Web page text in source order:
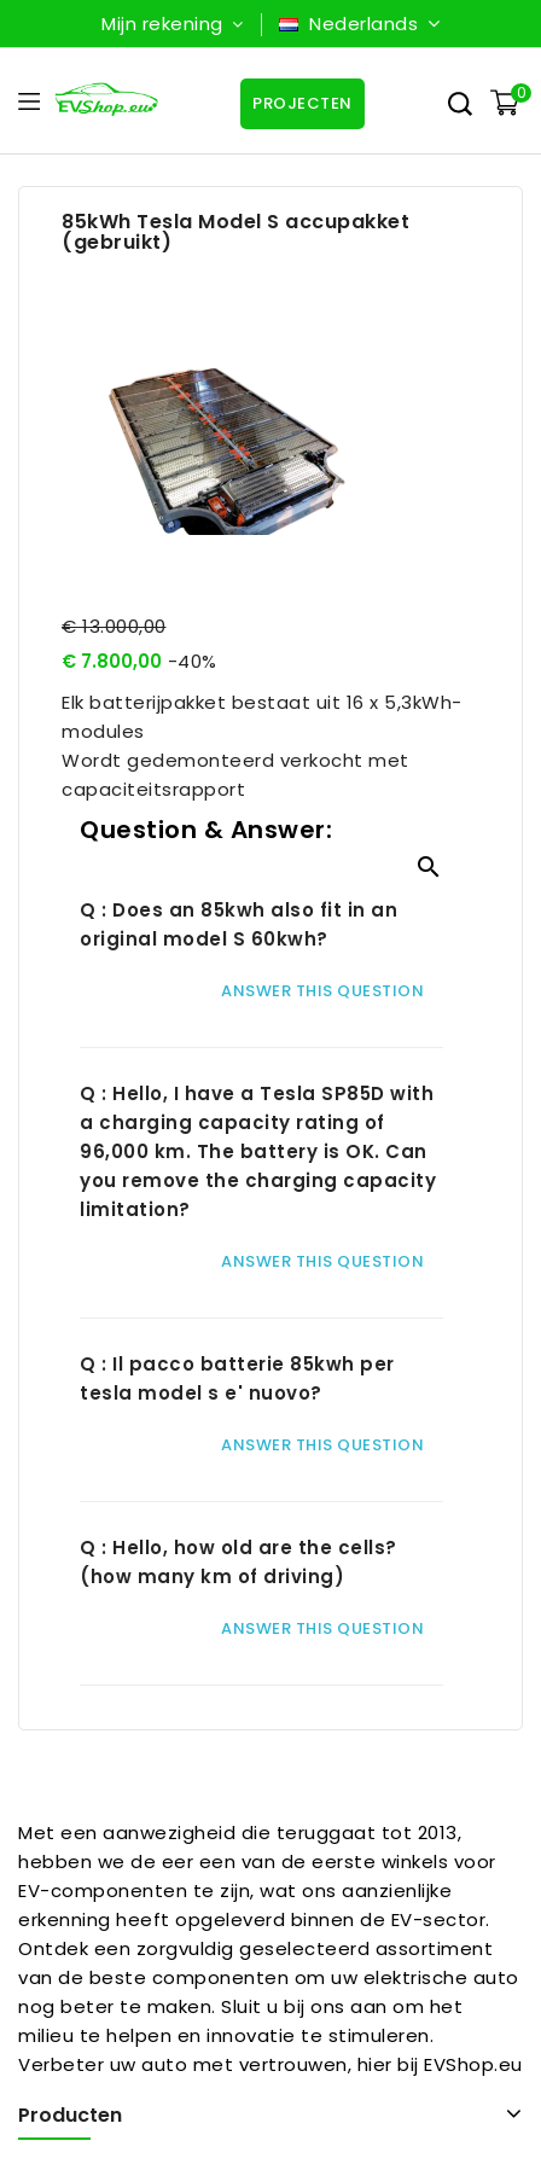
Mijn rekening Nederlands
0
PROJECTEN
85kWh Tesla Model S accupakket
(gebruikt)
€ 13.000,00
€ 7.800,00 -40%
Elk batterijpakket bestaat uit 16 x 5,3kWh-
modules
Wordt gedemonteerd verkocht met
capaciteitsrapport
Question & Answer:

Q : Does an 85kwh also fit in an
original model S 60kwh?
ANSWER THIS QUESTION
Q : Hello, I have a Tesla SP85D with
a charging capacity rating of
96,000 km. The battery is OK. Can
you remove the charging capacity
limitation?
ANSWER THIS QUESTION
Q : Il pacco batterie 85kwh per
tesla model s e' nuovo?
ANSWER THIS QUESTION
Q : Hello, how old are the cells?
(how many km of driving)
ANSWER THIS QUESTION
Met een aanwezigheid die teruggaat tot 2013,
hebben we de eer een van de eerste winkels voor
EV-componenten te zijn, wat ons aanzienlijke
erkenning heeft opgeleverd binnen de EV-sector.
Ontdek een zorgvuldig geselecteerd assortiment
van de beste componenten om uw elektrische auto
nog beter te maken. Sluit u bij ons aan om het
milieu te helpen en innovatie te stimuleren.
Verbeter uw auto met vertrouwen, hier bij EVShop.eu
Producten